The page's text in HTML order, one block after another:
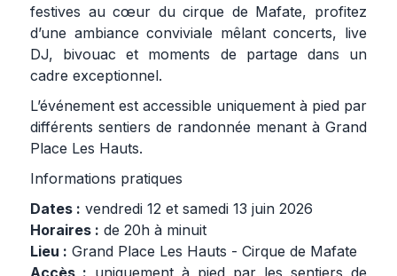
festives au cœur du cirque de Mafate, profitez
d’une ambiance conviviale mêlant concerts, live
DJ, bivouac et moments de partage dans un
cadre exceptionnel.
L’événement est accessible uniquement à pied par
différents sentiers de randonnée menant à Grand
Place Les Hauts.
Informations pratiques
Dates : vendredi 12 et samedi 13 juin 2026
Horaires : de 20h à minuit
Lieu : Grand Place Les Hauts - Cirque de Mafate
Accès : uniquement à pied par les sentiers de